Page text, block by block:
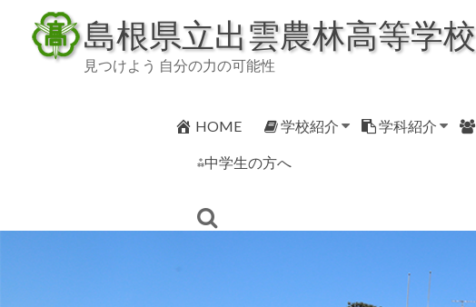
content
島根県立出雲農林高等学校
見つけよう 自分の力の可能性
HOME 学校紹介 学科紹介
⁂中学生の方へ